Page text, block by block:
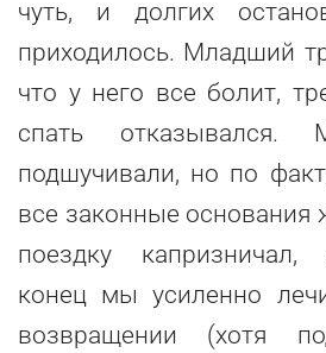
чуть, и долгих
приходилось. Младший
что у него все болит,
спать
подшучивали, но по
все законные основания
поездку
конец мы усиленно
возвращении (хотя